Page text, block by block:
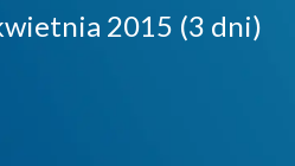
2015 (3 dni)